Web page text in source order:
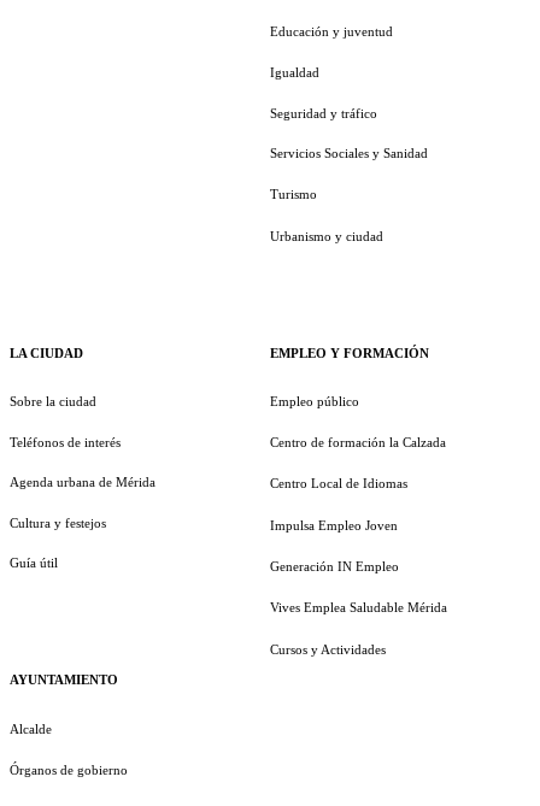
LA CIUDAD
Sobre la ciudad
Teléfonos de interés
Agenda urbana de Mérida
Cultura y festejos
Guía útil
AYUNTAMIENTO
Alcalde
Órganos de gobierno
Educación y juventud
Igualdad
Seguridad y tráfico
Servicios Sociales y Sanidad
Turismo
Urbanismo y ciudad
EMPLEO Y FORMACIÓN
Empleo público
Centro de formación la Calzada
Centro Local de Idiomas
Impulsa Empleo Joven
Generación IN Empleo
Vives Emplea Saludable Mérida
Cursos y Actividades